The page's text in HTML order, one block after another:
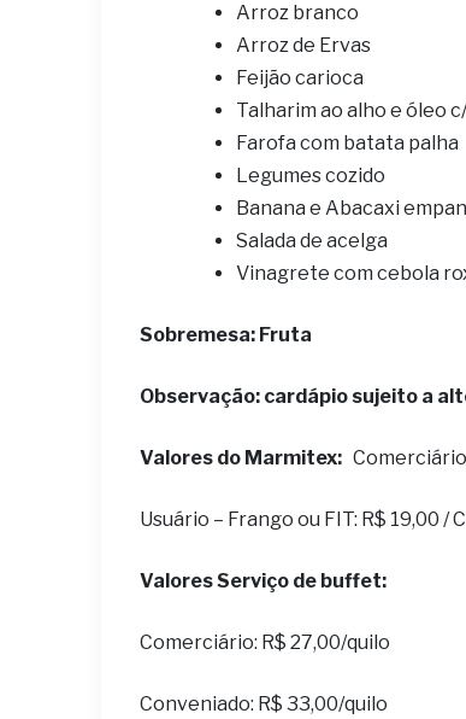
Arroz branco
Arroz de Ervas
Feijão carioca
Talharim ao alho e óleo
Farofa com batata palha
Legumes cozido
Banana e Abacaxi
Salada de acelga
Vinagrete com cebola
Sobremesa: Fruta
Observação: cardápio sujeito a
Valores do Marmitex: Comerciário
Usuário – Frango ou FIT: R$ 19,00 /
Valores Serviço de buffet:
Comerciário: R$ 27,00/quilo
Conveniado: R$ 33,00/quilo